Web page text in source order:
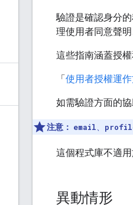
驗證是確認身分
理使用者同意聲
這些指南涵蓋授權
「使用者授權運
如需驗證方面的
注意： email
這個程式庫不適
異動情形